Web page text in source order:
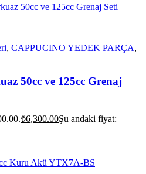
, CAPPUCINO YEDEK PARÇA,
50cc ve 125cc Grenaj
₺6,300.00Şu andaki fiyat: